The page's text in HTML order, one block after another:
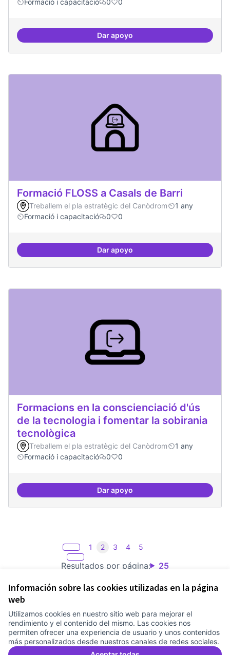
Información sobre las cookies utilizadas en la página
web
Utilizamos cookies en nuestro sitio web para mejorar el
rendimiento y el contenido del mismo. Las cookies nos
permiten ofrecer una experiencia de usuario y unos contenidos
más personalizados desde nuestros canales de redes sociales.
Formació i capacitació
0 0
Dar apoyoFormació especialitzada en
Formació FLOSS a Casals de Barri
Treballem el pla estratègic del Canòdrom
1 any
Formació i capacitació
0 0
Dar apoyoFormació FLOSS a Casals de
Formacions en la conscienciació d'ús
de la tecnologia i fomentar la sobirania
tecnològica
Treballem el pla estratègic del Canòdrom
1 any
Formació i capacitació
0 0
Dar apoyoFormacions en la
Resultados por página: 25
1 2 3 4 5
Términos y condiciones de uso
Configuración de cookies
Comunitat Canòdrom en Facebook
(Link extern)
Comunitat Canòdrom en Instagram
(Link extern)
Comunitat Canòdrom en YouTube
(Link extern)
Castellano
Triar la llenguaElegir el idiomaChoose language